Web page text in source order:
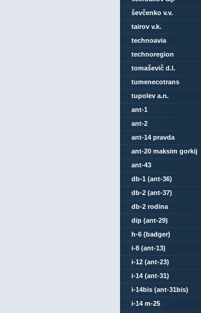
ševčenko v.v.
tairov v.k.
technoavia
technoregion
tomaševič d.l.
tumenecotrans
tupolev a.n.
ant-1
ant-2
ant-14 pravda
ant-20 maksim gorkij
ant-43
db-1 (ant-36)
db-2 (ant-37)
db-2 rodina
dip (ant-29)
h-6 (badger)
i-8 (ant-13)
i-12 (ant-23)
i-14 (ant-31)
i-14bis (ant-31bis)
i-14 m-25